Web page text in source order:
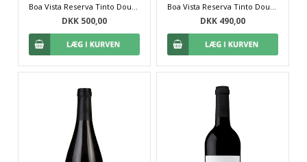
Boa Vista Reserva Tinto Douro 2015
DKK 500,00
Boa Vista Reserva Tinto Douro 2016
DKK 490,00